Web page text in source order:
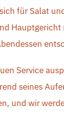
für Salat
Hauptgericht
Service
seines
und wir